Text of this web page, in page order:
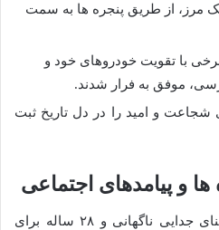
مرز، از طریق پنجره ها به سمت
با تقویت خودروهای خود و
موفق به فرار شدند.
شجاعت و امید را در دل تاریخ ثبت
و پیامدهای اجتماعی
احداث دیوار برلین به معنای جدایی ناگهانی و ۲۸ ساله برای